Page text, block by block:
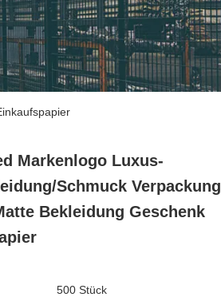
Markenlogo Luxus-
Schmuck Verpackung
Bekleidung Geschenk
500 Stück